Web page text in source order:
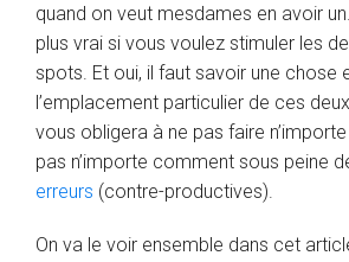
quand on veut mesdames en avoir
plus vrai si vous voulez stimuler les
spots. Et oui, il faut savoir une chose
l’emplacement particulier de ces
vous obligera à ne pas faire
pas n’importe comment sous peine
erreurs (contre-productives).
On va le voir ensemble dans cet